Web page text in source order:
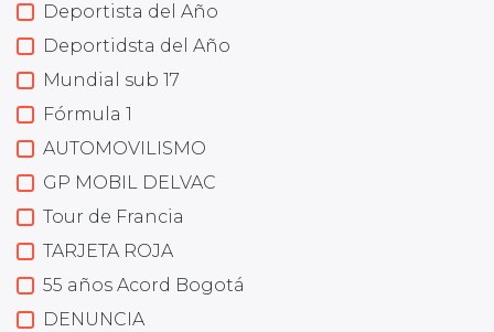
Deportista del Año
Deportidsta del Año
Mundial sub 17
Fórmula 1
AUTOMOVILISMO
GP MOBIL DELVAC
Tour de Francia
TARJETA ROJA
55 años Acord Bogotá
DENUNCIA